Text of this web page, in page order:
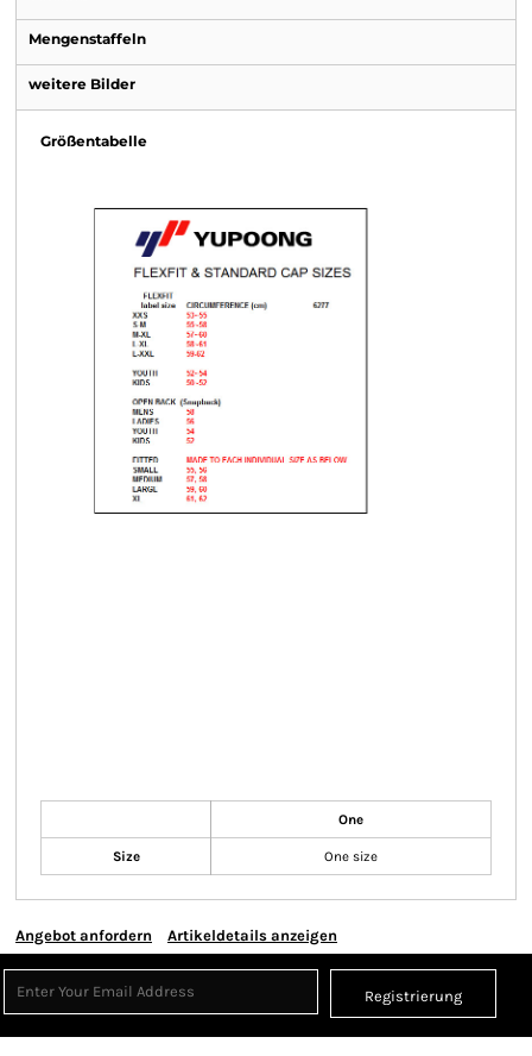
Mengenstaffeln
weitere Bilder
Größentabelle
One
Size One size
Angebot anfordern Artikeldetails anzeigen
Registrierung